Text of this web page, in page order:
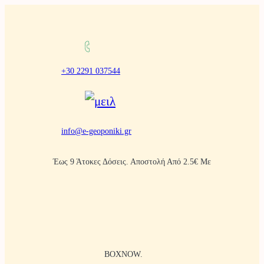
+30 2291 037544
info@e-geoponiki.gr
Έως 9 Άτοκες Δόσεις. Αποστολή Από 2.5€ Με
BOXNOW.